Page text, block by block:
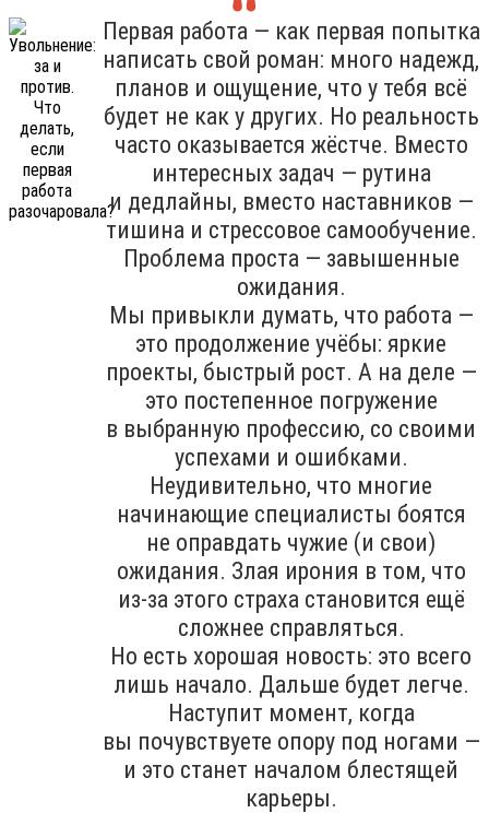
Первая работа — как первая попытка
написать свой роман: много надежд,
планов и ощущение, что у тебя всё
будет не как у других. Но реальность
часто оказывается жёстче. Вместо
интересных задач — рутина
и дедлайны, вместо наставников —
тишина и стрессовое самообучение.
Проблема проста — завышенные
ожидания.
Мы привыкли думать, что работа —
это продолжение учёбы: яркие
проекты, быстрый рост. А на деле —
это постепенное погружение
в выбранную профессию, со своими
успехами и ошибками.
Неудивительно, что многие
начинающие специалисты боятся
не оправдать чужие (и свои)
ожидания. Злая ирония в том, что
из-за этого страха становится ещё
сложнее справляться.
Но есть хорошая новость: это всего
лишь начало. Дальше будет легче.
Наступит момент, когда
вы почувствуете опору под ногами —
и это станет началом блестящей
карьеры.